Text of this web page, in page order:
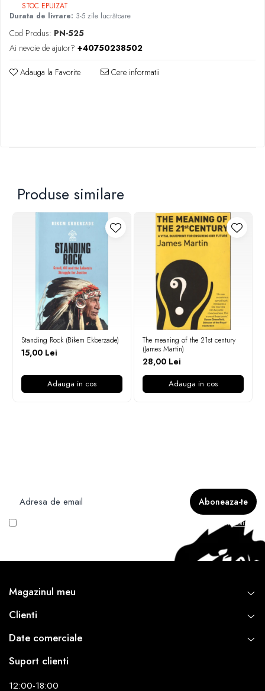
STOC EPUIZAT
Durata de livrare: 3-5 zile lucrătoare
Cod Produs: PN-525
Ai nevoie de ajutor? +40750238502
Adauga la Favorite Cere informatii
Produse similare
Standing Rock (Bikem Ekberzade)
15,00 Lei
Adauga in cos
The meaning of the 21st century
(James Martin)
28,00 Lei
Adauga in cos
Vreau să primesc newsletter cu promoțiile magazinului. Află mai multe în Politica
Magazinul meu
Clienti
Date comerciale
Suport clienti
12:00-18:00